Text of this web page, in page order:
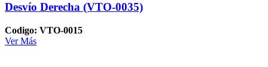
Desvío Derecha (VTO-0035)
Codigo: VTO-0015
Ver Más